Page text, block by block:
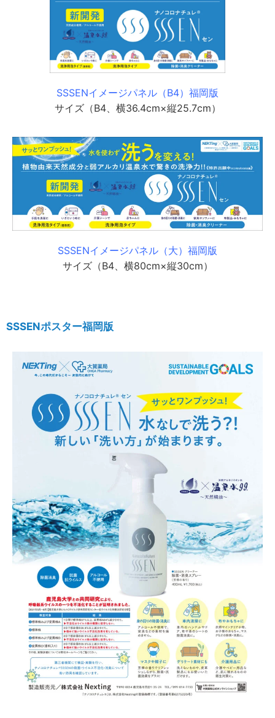
SSSENイメージパネル（B4）福岡版
サイズ（B4、横36.4cm×縦25.7cm）
SSSENイメージパネル（大）福岡版
サイズ（B4、横80cm×縦30cm）
SSSENポスター福岡版